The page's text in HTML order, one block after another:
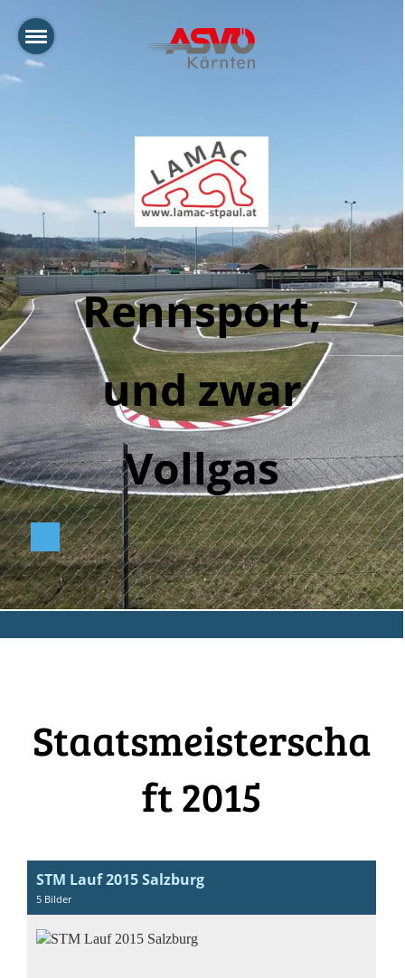
Rennsport,
und zwar
Vollgas
Staatsmeisterscha
ft 2015
STM Lauf 2015 Salzburg
5 Bilder